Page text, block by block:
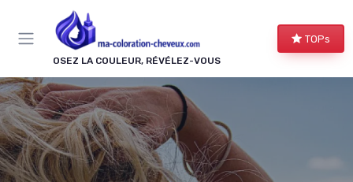
OSEZ LA COULEUR, RÉVÉLEZ-VOUS
TOPs
Panneau de gestion des cookies